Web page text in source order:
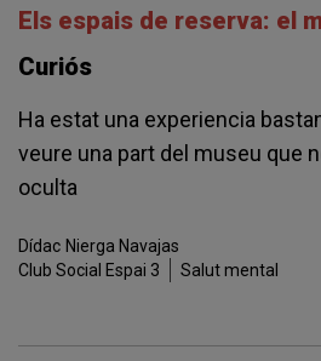
Els espais de reserva: el
Curiós
Ha estat una experiencia
veure una part del museu que
oculta
Dídac Nierga Navajas
Club Social Espai 3
Salut mental